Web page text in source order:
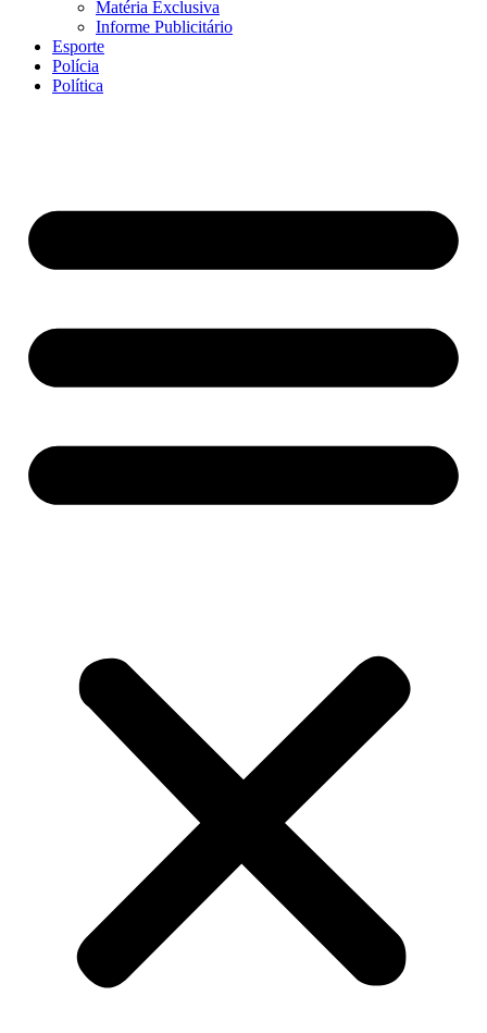
Matéria Exclusiva
Informe Publicitário
Esporte
Polícia
Política